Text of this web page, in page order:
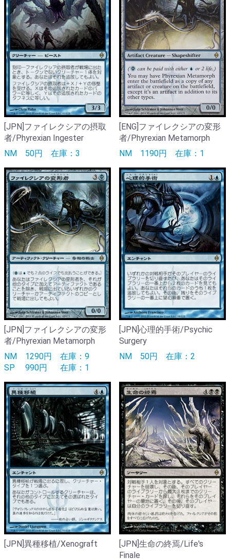
[JPN]ファイレクシアの摂取
者/Phyrexian Ingester
NM 50円 在庫：3
[ENG]ファイレクシアの変形
者/Phyrexian Metamorph
NM 1190円 在庫：1
[JPN]ファイレクシアの変形
者/Phyrexian Metamorph
NM 1290円 在庫：9
SP
990円 在庫：1
[JPN]心理的手術/Psychic
Surgery
NM 50円 在庫：2
[JPN]異種移植/Xenograft
[JPN]生命の終焉/Life's
Finale